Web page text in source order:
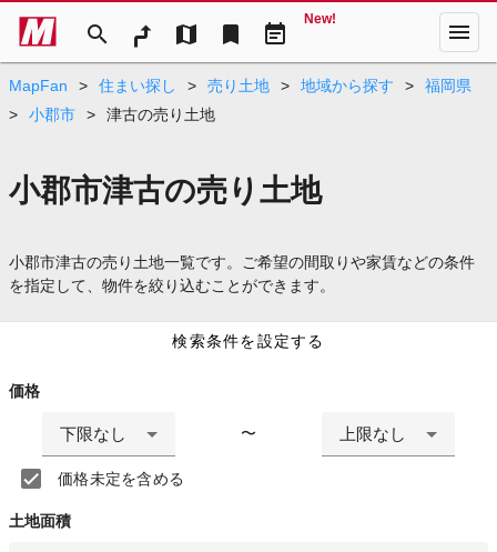
search map bookmark event_note
New! menu
MapFan > 住まい探し > 売り土地 > 地域から探す >
福岡県
>
小郡市 > 津古の売り土地
小郡市津古の売り土地
小郡市津古の売り土地一覧です。ご希望の間取りや家賃などの条件
を指定して、物件を絞り込むことができます。
検索条件を設定する
価格
下限なし 〜 上限なし
価格未定を含める
土地面積